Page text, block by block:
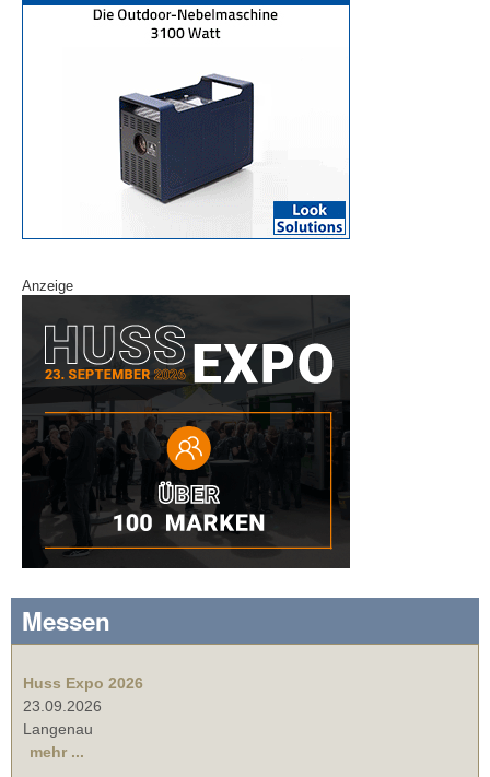
Anzeige
Messen
Huss Expo 2026
23.09.2026
Langenau
mehr ...